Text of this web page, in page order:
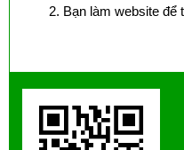
Bạn làm website để